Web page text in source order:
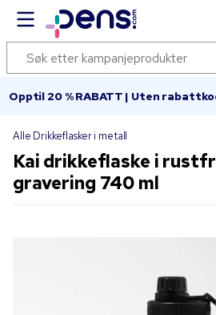
Opptil 20 % RABATT | Uten
Alle Drikkeflasker i metall
Kai drikkeflaske i
gravering 740 ml